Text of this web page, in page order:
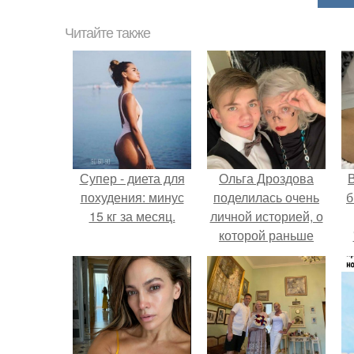
Читайте также
Супер - диета для
похудения: минус
15 кг за месяц.
Ольга Дроздова
поделилась очень
личной историей, о
которой раньше
почти не говорила.